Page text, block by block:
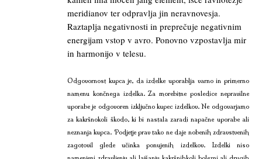
meridianov ter odpravlja jin neravnovesja.
Raztaplja negativnosti in preprečuje negativnim
energijam vstop v avro. Ponovno vzpostavlja mir
in harmonijo v telesu.
Odgovornost kupca je, da izdelke uporablja varno in primerno
namenu končnega izdelka. Za morebitne posledice nepravilne
uporabe je odgovoren izključno kupec izdelkov. Ne odgovarjamo
za kakršnokoli škodo, ki bi nastala zaradi napačne uporabe ali
neznanja kupca. Podjetje prav tako ne daje nobenih zdravstvenih
zagotovil glede učinka ponujenih izdelkov. Izdelki niso